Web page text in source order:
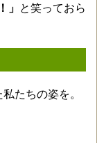
」 と笑っておら
たちの姿を。